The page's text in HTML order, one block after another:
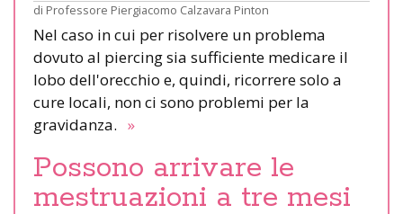
di Professore Piergiacomo Calzavara Pinton
Nel caso in cui per risolvere un problema
dovuto al piercing sia sufficiente medicare il
lobo dell'orecchio e, quindi, ricorrere solo a
cure locali, non ci sono problemi per la
gravidanza. »
Possono arrivare le
mestruazioni a tre mesi